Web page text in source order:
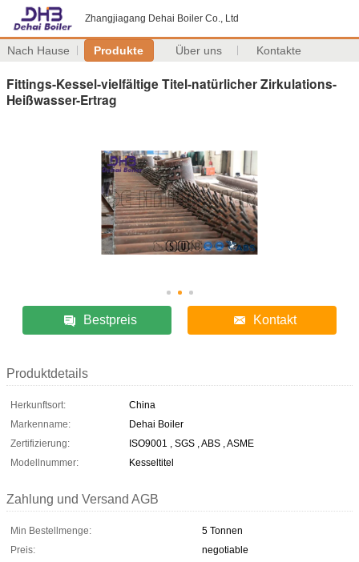
Zhangjiagang Dehai Boiler Co., Ltd
Nach Hause Produkte Über uns Kontakte
Fittings-Kessel-vielfältige Titel-natürlicher Zirkulations-
Heißwasser-Ertrag
Bestpreis Kontakt
Produktdetails
Herkunftsort:
China
Markenname:
Dehai Boiler
Zertifizierung:
ISO9001 , SGS , ABS , ASME
Modellnummer:
Kesseltitel
Zahlung und Versand AGB
Min Bestellmenge:
5 Tonnen
Preis:
negotiable